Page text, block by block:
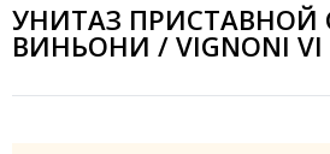
УНИТАЗ ПРИСТАВНОЙ
ВИНЬОНИ / VIGNONI VI